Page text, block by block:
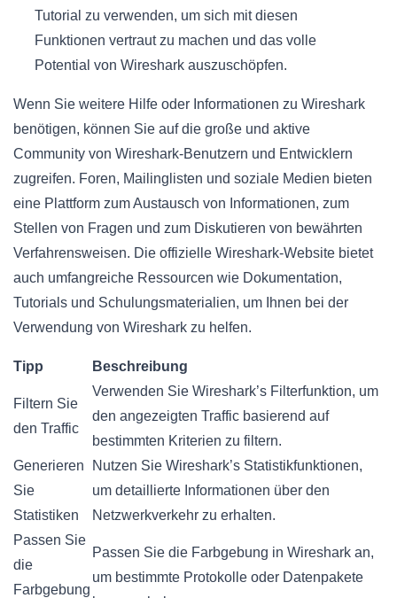
Tutorial zu verwenden, um sich mit diesen
Funktionen vertraut zu machen und das volle
Potential von Wireshark auszuschöpfen.
Wenn Sie weitere Hilfe oder Informationen zu Wireshark
benötigen, können Sie auf die große und aktive
Community von Wireshark-Benutzern und Entwicklern
zugreifen. Foren, Mailinglisten und soziale Medien bieten
eine Plattform zum Austausch von Informationen, zum
Stellen von Fragen und zum Diskutieren von bewährten
Verfahrensweisen. Die offizielle Wireshark-Website bietet
auch umfangreiche Ressourcen wie Dokumentation,
Tutorials und Schulungsmaterialien, um Ihnen bei der
Verwendung von Wireshark zu helfen.
Tipp Beschreibung
Filtern Sie
den Traffic
Verwenden Sie Wireshark’s Filterfunktion, um
den angezeigten Traffic basierend auf
bestimmten Kriterien zu filtern.
Generieren
Sie
Statistiken
Nutzen Sie Wireshark’s Statistikfunktionen,
um detaillierte Informationen über den
Netzwerkverkehr zu erhalten.
Passen Sie
die
Farbgebung
Passen Sie die Farbgebung in Wireshark an,
um bestimmte Protokolle oder Datenpakete